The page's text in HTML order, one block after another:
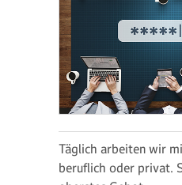
Täglich arbeiten wir
beruflich oder privat.